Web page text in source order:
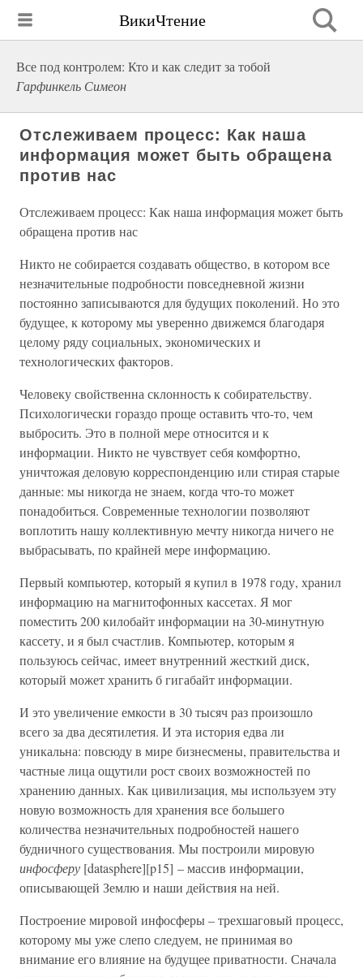
ВикиЧтение
Все под контролем: Кто и как следит за тобой
Гарфинкель Симеон
Отслеживаем процесс: Как наша
информация может быть обращена
против нас
Отслеживаем процесс: Как наша информация может быть
обращена против нас
Никто не собирается создавать общество, в котором все
незначительные подробности повседневной жизни
постоянно записываются для будущих поколений. Но это
будущее, к которому мы уверенно движемся благодаря
целому ряду социальных, экономических и
технологических факторов.
Человеку свойственна склонность к собирательству.
Психологически гораздо проще оставить что-то, чем
выбросить. Это в полной мере относится и к
информации. Никто не чувствует себя комфортно,
уничтожая деловую корреспонденцию или стирая старые
данные: мы никогда не знаем, когда что-то может
понадобиться. Современные технологии позволяют
воплотить нашу коллективную мечту никогда ничего не
выбрасывать, по крайней мере информацию.
Первый компьютер, который я купил в 1978 году, хранил
информацию на магнитофонных кассетах. Я мог
поместить 200 килобайт информации на 30-минутную
кассету, и я был счастлив. Компьютер, которым я
пользуюсь сейчас, имеет внутренний жесткий диск,
который может хранить б гигабайт информации.
И это увеличение емкости в 30 тысяч раз произошло
всего за два десятилетия. И эта история едва ли
уникальна: повсюду в мире бизнесмены, правительства и
частные лица ощутили рост своих возможностей по
хранению данных. Как цивилизация, мы используем эту
новую возможность для хранения все большего
количества незначительных подробностей нашего
будничного существования. Мы построили мировую
инфосферу [datasphere][p15] – массив информации,
описывающей Землю и наши действия на ней.
Построение мировой инфосферы – трехшаговый процесс,
которому мы уже слепо следуем, не принимая во
внимание его влияние на будущее приватности. Сначала